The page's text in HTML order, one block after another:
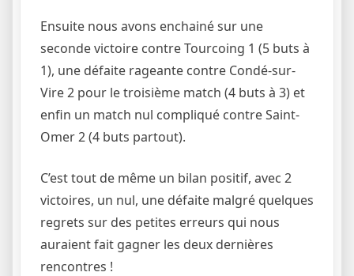
Ensuite nous avons enchainé sur une
seconde victoire contre Tourcoing 1 (5 buts à
1), une défaite rageante contre Condé-sur-
Vire 2 pour le troisième match (4 buts à 3) et
enfin un match nul compliqué contre Saint-
Omer 2 (4 buts partout).
C’est tout de même un bilan positif, avec 2
victoires, un nul, une défaite malgré quelques
regrets sur des petites erreurs qui nous
auraient fait gagner les deux dernières
rencontres !